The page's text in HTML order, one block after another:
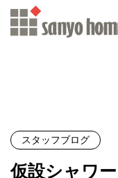
スタッフブログ
仮設シャワ